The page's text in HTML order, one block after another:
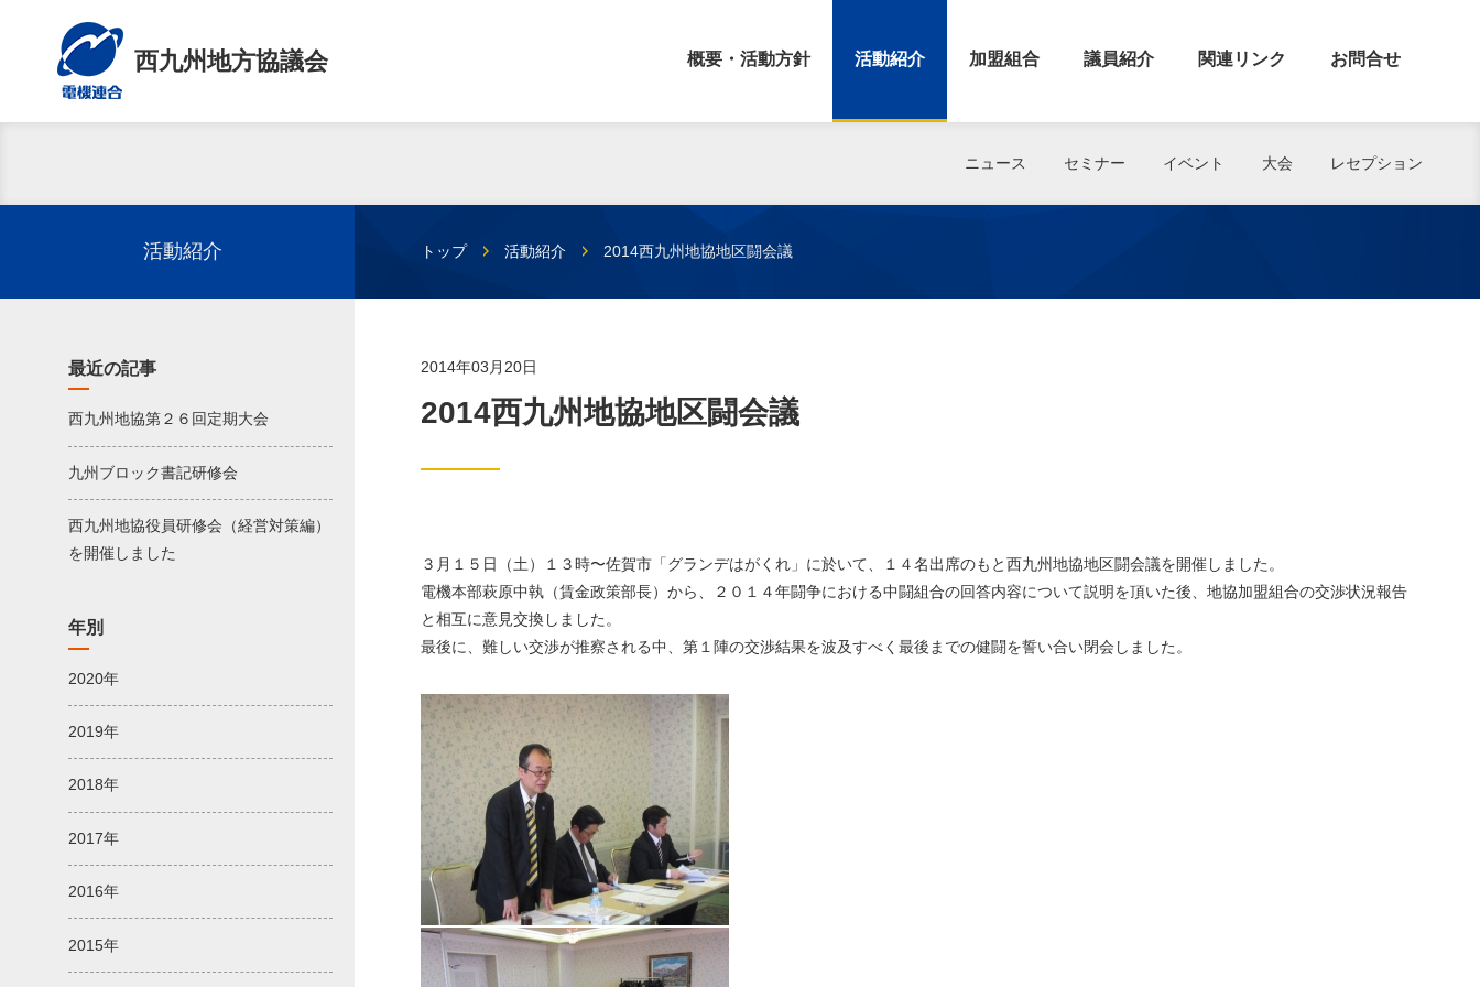
西九州地方協議会 概要・活動方針 活動紹介 加盟組合 議員紹介 関連リンク お問合せ
ニュース セミナー イベント 大会 レセプション
トップ 活動紹介 2014西九州地協地区闘会議
活動紹介
2014年03月20日
2014西九州地協地区闘会議
３月１５日（土）１３時〜佐賀市「グランデはがくれ」に於いて、１４名出席のもと西九州地協地区闘会議を開催しました。
電機本部萩原中執（賃金政策部長）から、２０１４年闘争における中闘組合の回答内容について説明を頂いた後、地協加盟組合の交渉状況報告
と相互に意見交換しました。
最後に、難しい交渉が推察される中、第１陣の交渉結果を波及すべく最後までの健闘を誓い合い閉会しました。
最近の記事
西九州地協第２６回定期大会
九州ブロック書記研修会
西九州地協役員研修会（経営対策編）
を開催しました
年別
2020年
2019年
2018年
2017年
2016年
2015年